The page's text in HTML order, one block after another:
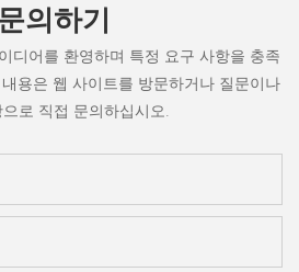
문의하기
디어를 환영하며 특정 요구 사항을 충족
용은 웹 사이트를 방문하거나 질문이나
로 직접 문의하십시오.